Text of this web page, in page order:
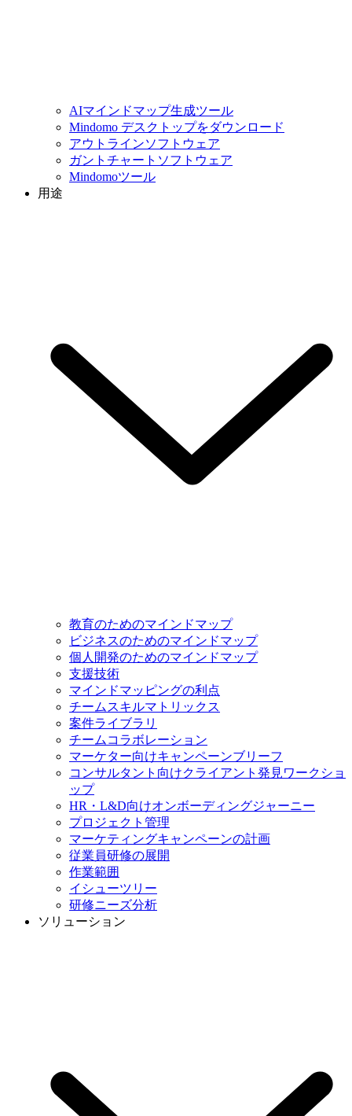
AIマインドマップ生成ツール
Mindomo デスクトップをダウンロード
アウトラインソフトウェア
ガントチャートソフトウェア
Mindomoツール
用途
教育のためのマインドマップ
ビジネスのためのマインドマップ
個人開発のためのマインドマップ
支援技術
マインドマッピングの利点
チームスキルマトリックス
案件ライブラリ
チームコラボレーション
マーケター向けキャンペーンブリーフ
コンサルタント向けクライアント発見ワークショ
ップ
HR・L&D向けオンボーディングジャーニー
プロジェクト管理
マーケティングキャンペーンの計画
従業員研修の展開
作業範囲
イシューツリー
研修ニーズ分析
ソリューション